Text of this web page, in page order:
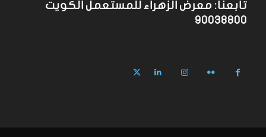
تابعنا: معرض الزهراء للمستعمل الكويت
90038800